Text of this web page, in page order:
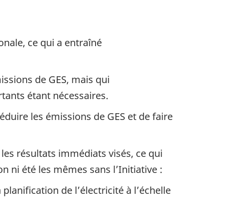
ce qui a entraîné
de GES, mais qui
étant nécessaires.
les émissions de GES et de faire
résultats immédiats visés, ce qui
ni été les mêmes sans l’Initiative :
de l’électricité à l’échelle